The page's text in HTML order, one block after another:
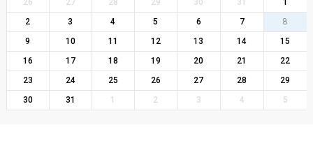
26 27 28 29 30 31
1
2
3 4 5 6 7
8
9
10 11 12 13 14
15
16
17 18 19 20 21
22
23
24 25 26 27 28
29
30
31 1 2 3 4 5